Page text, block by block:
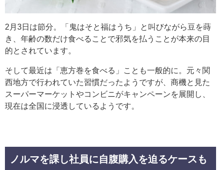
2月3日は節分。「鬼はそと福はうち」と叫びながら豆を蒔
き、年齢の数だけ食べることで邪気を払うことが本来の目
的とされています。
そして最近は「恵方巻を食べる」ことも一般的に。元々関
西地方で行われていた習慣だったようですが、商機と見た
スーパーマーケットやコンビニがキャンペーンを展開し、
現在は全国に浸透しているようです。
ノルマを課し社員に自腹購入を迫るケースも